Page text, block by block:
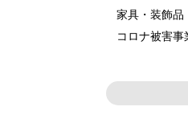
家具・装飾品
コロナ被害事